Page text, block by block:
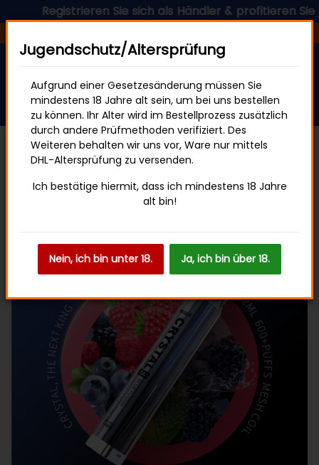
Registrieren Sie sich als Händler & profitieren Sie
SKE Crystal Bar
Jugendschutz/Altersprüfung
Aufgrund einer Gesetzesänderung müssen Sie
mindestens 18 Jahre alt sein, um bei uns bestellen
zu können. Ihr Alter wird im Bestellprozess zusätzlich
durch andere Prüfmethoden verifiziert. Des
Weiteren behalten wir uns vor, Ware nur mittels
DHL-Altersprüfung zu versenden.
Ich bestätige hiermit, dass ich mindestens 18 Jahre
alt bin!
Nein, ich bin unter 18. Ja, ich bin über 18.